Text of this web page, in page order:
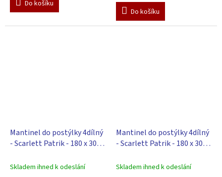
5,0
5
Do košíku
Do košíku
Mantinel do postýlky 4dílný
- Scarlett Patrik - 180 x 30
Skladem ihned k odeslání
Mantinel do postýlky 4dílný
- Scarlett Patrik - 180 x 30
Skladem ihned k odeslání